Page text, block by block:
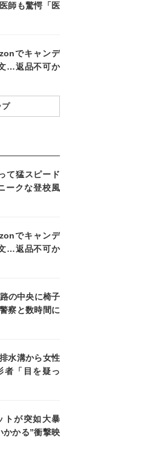
師も驚愕「医
でキャンデ
…返品不可か
プ
て猛スピード
ークな登校風
でキャンデ
…返品不可か
の中央に椅子
察と数時間に
水溝から女性
「目を疑っ
トが突如大暴
かる”衝撃映